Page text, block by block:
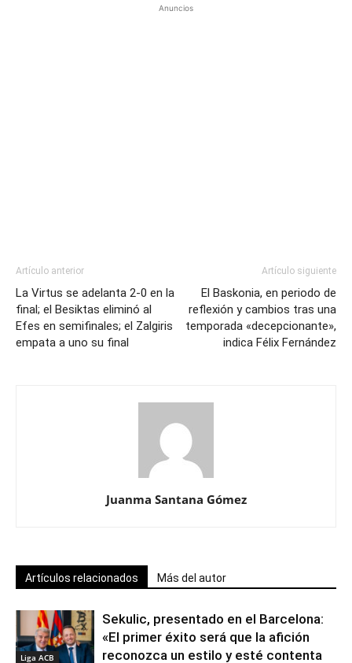
Anuncios
Artículo anterior
La Virtus se adelanta 2-0 en la
final; el Besiktas eliminó al
Efes en semifinales; el Zalgiris
empata a uno su final
Artículo siguiente
El Baskonia, en periodo de
reflexión y cambios tras una
temporada «decepcionante»,
indica Félix Fernández
Juanma Santana Gómez
Artículos relacionados Más del autor
Liga ACB
Sekulic, presentado en el Barcelona:
«El primer éxito será que la afición
reconozca un estilo y esté contenta